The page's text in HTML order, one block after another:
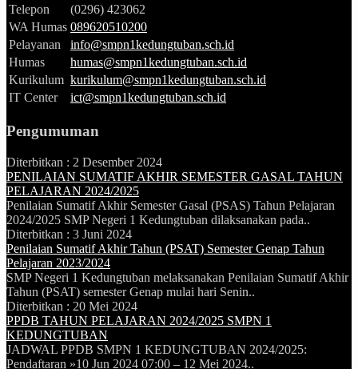
Telepon
(0296) 423062
WA Humas 089620510200
Pelayanan
info@smpn1kedungtuban.sch.id
Humas
humas@smpn1kedungtuban.sch.id
Kurikulum kurikulum@smpn1kedungtuban.sch.id
IT Center
ict@smpn1kedungtuban.sch.id
Pengumuman
Diterbitkan : 2 Desember 2024
PENILAIAN SUMATIF AKHIR SEMESTER GASAL TAHUN
PELAJARAN 2024/2025
Penilaian Sumatif Akhir Semester Gasal (PSAS) Tahun Pelajaran
2024/2025 SMP Negeri 1 Kedungtuban dilaksanakan pada..
Diterbitkan : 3 Juni 2024
Penilaian Sumatif Akhir Tahun (PSAT) Semester Genap Tahun
Pelajaran 2023/2024
SMP Negeri 1 Kedungtuban melaksanakan Penilaian Sumatif Akhir
Tahun (PSAT) semester Genap mulai hari Senin..
Diterbitkan : 20 Mei 2024
PPDB TAHUN PELAJARAN 2024/2025 SMPN 1
KEDUNGTUBAN
JADWAL PPDB SMPN 1 KEDUNGTUBAN 2024/2025:
Pendaftaran »10 Jun 2024 07:00 – 12 Mei 2024..